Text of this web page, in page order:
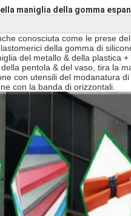
maniglia della gomma
conosciuta come le prese
della gomma di
del metallo & della plastica
pentola & del vaso, tira la
con utensili del modanatura
con la banda di orizzontali.